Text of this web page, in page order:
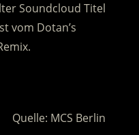
Soundcloud Titel
vom Dotan’s
Quelle: MCS Berlin